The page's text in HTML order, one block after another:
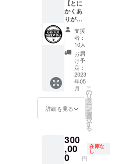
ント
1,000円
を越え
る販売
価格と
る予定
です ※
チケッ
トの有
効期限
は2024
年8月末
まで
杯+1杯
（パイ
ントサ
イズ）
分のド
リンク
チケッ
トを送
付いた
しま
す。 チ
ケット
は仲間
とシャ
いても
かまい
ませ
【とに
かくあ
りがと
うござ
いま
す】
コース
画にご
賛同い
ただけ
ました
皆様へ
お礼の
メール
と あな
名前
（大）
を店内
に掲示
支援
者：
10人
お届
け予
定：
2023
年05
月
詳細を見る
こ
の
リ
タ
ー
ン
を
選
択
す
る
300
,00
0 円
在庫な
し